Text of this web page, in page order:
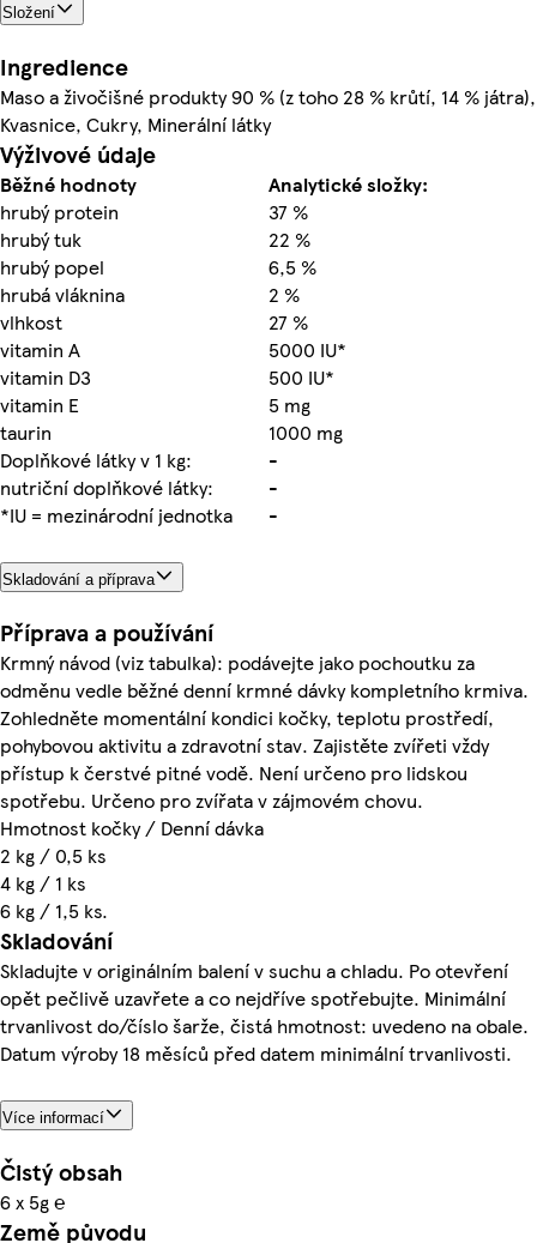
Složení
Ingredience
Maso a živočišné produkty 90 % (z toho 28 % krůtí, 14 % játra),
Kvasnice, Cukry, Minerální látky
Výživové údaje
Běžné hodnoty
Analytické složky:
hrubý protein
37 %
hrubý tuk
22 %
hrubý popel
6,5 %
hrubá vláknina
2 %
vlhkost
27 %
vitamin A
5000 IU*
vitamin D3
500 IU*
vitamin E
5 mg
taurin
1000 mg
Doplňkové látky v 1 kg:
-
nutriční doplňkové látky:
-
*IU = mezinárodní jednotka
-
Skladování a příprava
Příprava a používání
Krmný návod (viz tabulka): podávejte jako pochoutku za
odměnu vedle běžné denní krmné dávky kompletního krmiva.
Zohledněte momentální kondici kočky, teplotu prostředí,
pohybovou aktivitu a zdravotní stav. Zajistěte zvířeti vždy
přístup k čerstvé pitné vodě. Není určeno pro lidskou
spotřebu. Určeno pro zvířata v zájmovém chovu.
Hmotnost kočky / Denní dávka
2 kg / 0,5 ks
4 kg / 1 ks
6 kg / 1,5 ks.
Skladování
Skladujte v originálním balení v suchu a chladu. Po otevření
opět pečlivě uzavřete a co nejdříve spotřebujte. Minimální
trvanlivost do/číslo šarže, čistá hmotnost: uvedeno na obale.
Datum výroby 18 měsíců před datem minimální trvanlivosti.
Více informací
Čistý obsah
6 x 5g ℮
Země původu